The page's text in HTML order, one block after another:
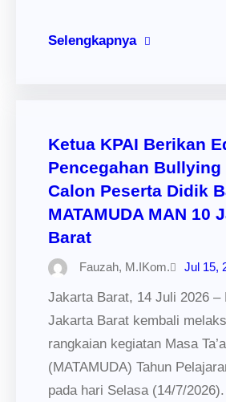
Selengkapnya
Ketua KPAI Berikan
Pencegahan Bullying
Calon Peserta Didik
MATAMUDA MAN 10
Barat
Fauzah, M.IKom. Jul 15,
Jakarta Barat, 14 Juli 2026 –
Jakarta Barat kembali
rangkaian kegiatan Masa
(MATAMUDA) Tahun
pada hari Selasa (14/7/